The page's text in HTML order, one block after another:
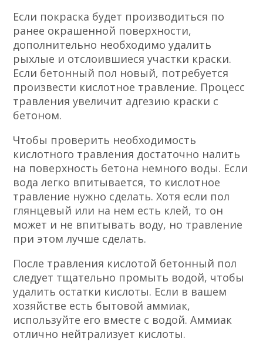
Если покраска будет производиться по
ранее окрашенной поверхности,
дополнительно необходимо удалить
рыхлые и отслоившиеся участки краски.
Если бетонный пол новый, потребуется
произвести кислотное травление. Процесс
травления увеличит адгезию краски с
бетоном.
Чтобы проверить необходимость
кислотного травления достаточно налить
на поверхность бетона немного воды. Если
вода легко впитывается, то кислотное
травление нужно сделать. Хотя если пол
глянцевый или на нем есть клей, то он
может и не впитывать воду, но травление
при этом лучше сделать.
После травления кислотой бетонный пол
следует тщательно промыть водой, чтобы
удалить остатки кислоты. Если в вашем
хозяйстве есть бытовой аммиак,
используйте его вместе с водой. Аммиак
отлично нейтрализует кислоты.